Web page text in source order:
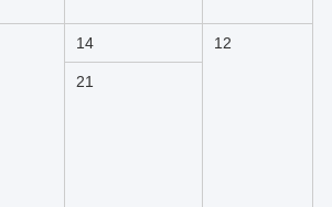
14 12
21